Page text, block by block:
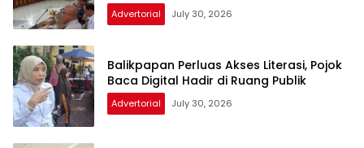
Advertorial July 30, 2026
Balikpapan Perluas Akses Literasi, Pojok
Baca Digital Hadir di Ruang Publik
Advertorial July 30, 2026